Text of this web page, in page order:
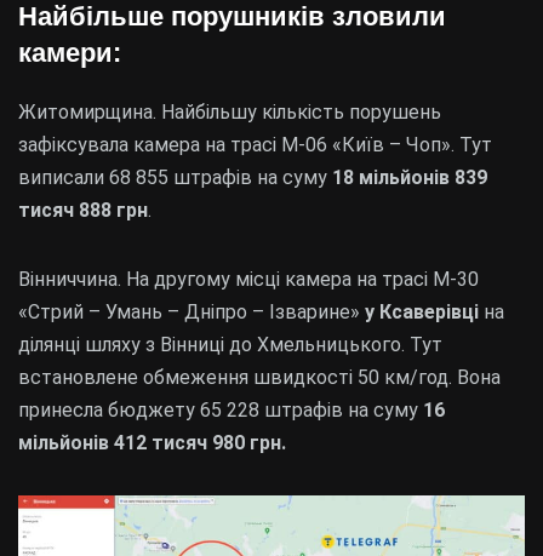
Найбільше порушників зловили
камери:
Житомирщина. Найбільшу кількість порушень
зафіксувала камера на трасі M-06 «Київ – Чоп». Тут
виписали 68 855 штрафів на суму 18 мільйонів 839
тисяч 888 грн.
Вінниччина. На другому місці камера на трасі M-30
«Стрий – Умань – Дніпро – Ізварине» у Ксаверівці на
ділянці шляху з Вінниці до Хмельницького. Тут
встановлене обмеження швидкості 50 км/год. Вона
принесла бюджету 65 228 штрафів на суму 16
мільйонів 412 тисяч 980 грн.